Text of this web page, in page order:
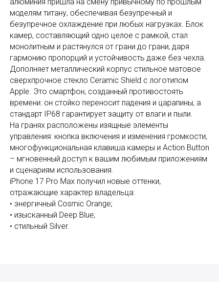
моделям титану, обеспечивая безупречный и
безупречное охлаждение при любых нагрузках. Блок
камер, составляющий одно целое с рамкой, стал
монолитным и растянулся от грани до грани, даря
гармонию пропорций и устойчивость даже без чехла.
Дополняет металлический корпус стильное матовое
сверхпрочное стекло Ceramic Shield с логотипом
Apple. Это смартфон, созданный противостоять
времени: он стойко переносит падения и царапины, а
стандарт IP68 гарантирует защиту от влаги и пыли.
На гранях расположены изящные элементы
управления: кнопка включения и изменения громкости,
многофункциональная клавиша камеры и Action Button
– мгновенный доступ к вашим любимым приложениям
и сценариям использования.
iPhone 17 Pro Max получил новые оттенки,
отражающие характер владельца:
• энергичный Cosmic Orange;
• изысканный Deep Blue;
• стильный Silver.